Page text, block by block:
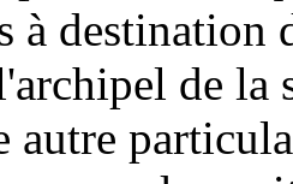
à destination
de la
autre